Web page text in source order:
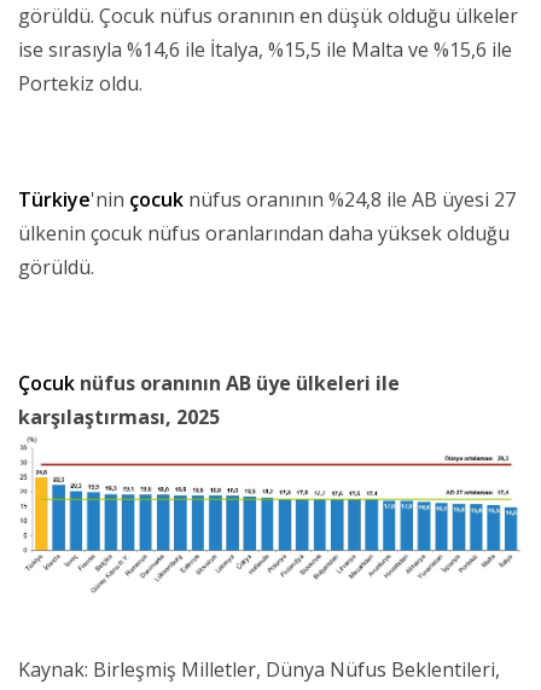
görüldü. Çocuk nüfus oranının en düşük olduğu ülkeler
ise sırasıyla %14,6 ile İtalya, %15,5 ile Malta ve %15,6 ile
Portekiz oldu.
Türkiye'nin çocuk nüfus oranının %24,8 ile AB üyesi 27
ülkenin çocuk nüfus oranlarından daha yüksek olduğu
görüldü.
Çocuk nüfus oranının AB üye ülkeleri ile
karşılaştırması, 2025
Kaynak: Birleşmiş Milletler, Dünya Nüfus Beklentileri,